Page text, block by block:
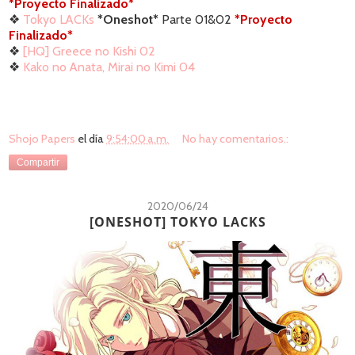
*Proyecto Finalizado*
❖ Tokyo LACKs *Oneshot* Parte 01&02 *Proyecto
Finalizado*
❖ [HQ] Greece no Kishi 02
❖ Kako no Anata, Mirai no Kimi 04
Shojo Papers el día 9:54:00 a.m. No hay comentarios.:
Compartir
2020/06/24
[ONESHOT] TOKYO LACKS